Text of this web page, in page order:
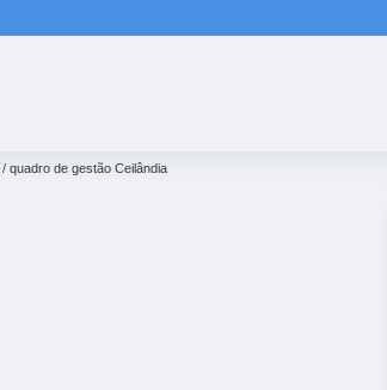
quadro de gestão Ceilândia